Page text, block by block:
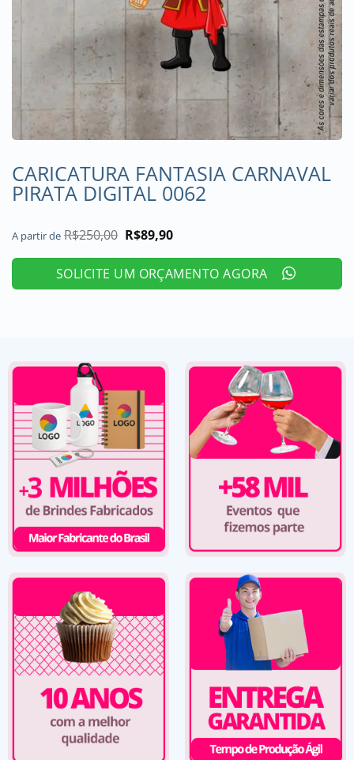
CARICATURA FANTASIA CARNAVAL
PIRATA DIGITAL 0062
A partir de R$250,00 O
original
era:
R$250,00.
R$89,90O
atual
é:
R$89,90.
SOLICITE UM ORÇAMENTO AGORA